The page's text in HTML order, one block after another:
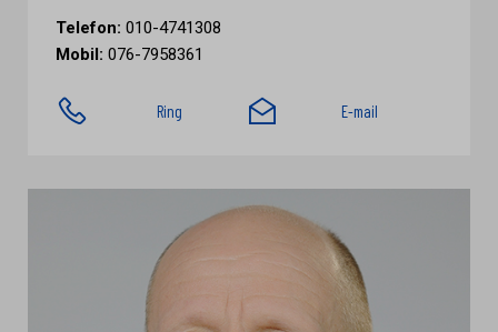
Telefon: 010-4741308
Mobil: 076-7958361
Ring E-mail